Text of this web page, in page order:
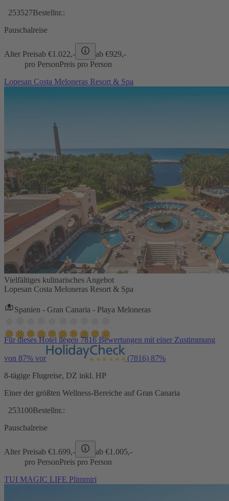
253527Bestellnr.:
Pauschalreise
Alter Preisab €1.022,- ab €929,-
pro PersonPreis pro Person
Lopesan Costa Meloneras Resort & Spa
Vielfältiges kulinarisches Angebot
Lopesan Costa Meloneras Resort & Spa
Spanien - Gran Canaria - Playa Meloneras
Für dieses Hotel liegen 7816 Bewertungen mit einer Zustimmung
von 87% vor (7816) 87%
8-tägige Flugreise, DZ inkl. HP
Einer der größten Wellness-Bereiche auf Gran Canaria
253100Bestellnr.:
Pauschalreise
Alter Preisab €1.699,- ab €1.005,-
pro PersonPreis pro Person
TUI MAGIC LIFE Plimmiri